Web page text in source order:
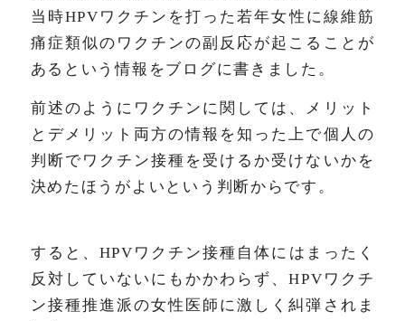
当時HPVワクチンを打った若年女性に線維筋
痛症類似のワクチンの副反応が起こることが
あるという情報をブログに書きました。
前述のようにワクチンに関しては、メリット
とデメリット両方の情報を知った上で個人の
判断でワクチン接種を受けるか受けないかを
決めたほうがよいという判断からです。
すると、HPVワクチン接種自体にはまったく
反対していないにもかかわらず、HPVワクチ
ン接種推進派の女性医師に激しく糾弾されま